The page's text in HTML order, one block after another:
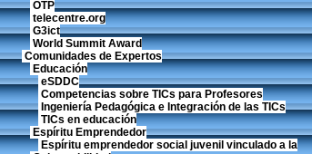
OTP
telecentre.org
G3ict
World Summit Award
Comunidades de Expertos
Educación
eSDDC
Competencias sobre TICs para Profesores
Ingeniería Pedagógica e Integración de las TICs
TICs en educación
Espíritu Emprendedor
Espíritu emprendedor social juvenil vinculado a la